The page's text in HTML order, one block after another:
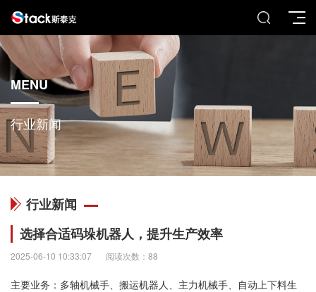
MENU
行业新闻
行业新闻
选择合适码垛机器人，提升生产效率
2025-06-10 10:33:07 阅读次数：88
主要业务：多轴机械手、搬运机器人、主力机械手、自动上下料生